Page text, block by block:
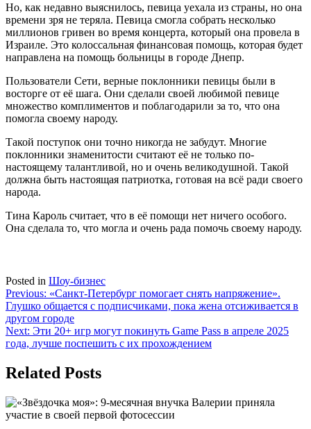
Но, как недавно выяснилось, певица уехала из страны, но она
времени зря не теряла. Певица смогла собрать несколько
миллионов гривен во время концерта, который она провела в
Израиле. Это колоссальная финансовая помощь, которая будет
направлена на помощь больницы в городе Днепр.
Пользователи Сети, верные поклонники певицы были в
восторге от её шага. Они сделали своей любимой певице
множество комплиментов и поблагодарили за то, что она
помогла своему народу.
Такой поступок они точно никогда не забудут. Многие
поклонники знаменитости считают её не только по-
настоящему талантливой, но и очень великодушной. Такой
должна быть настоящая патриотка, готовая на всё ради своего
народа.
Тина Кароль считает, что в её помощи нет ничего особого.
Она сделала то, что могла и очень рада помочь своему народу.
Posted in Шоу-бизнес
Навигация
по
записям
Previous: «Санкт-Петербург помогает снять напряжение».
Глушко общается с подписчиками, пока жена отсиживается в
другом городе
Next: Эти 20+ игр могут покинуть Game Pass в апреле 2025
года, лучше поспешить с их прохождением
Related Posts